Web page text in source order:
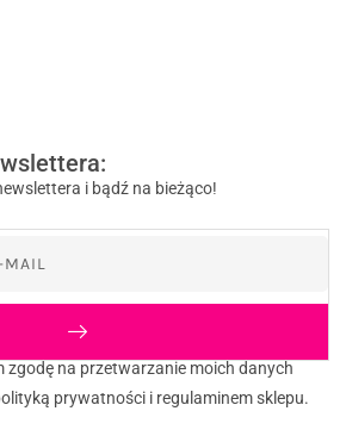
i bądź na bieżąco!
zgodę na przetwarzanie moich danych
prywatności i regulaminem sklepu.